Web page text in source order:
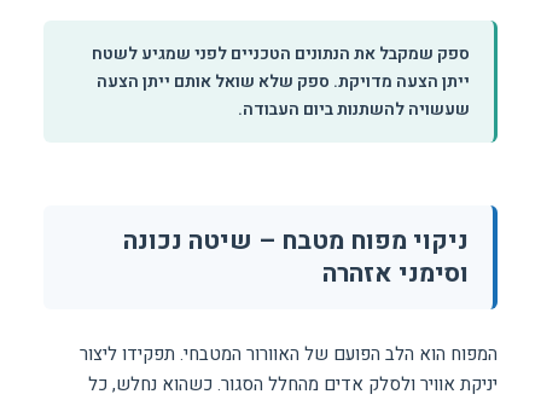
ספק שמקבל את הנתונים הטכניים לפני שמגיע לשטח
ייתן הצעה מדויקת. ספק שלא שואל אותם ייתן הצעה
שעשויה להשתנות ביום העבודה.
ניקוי מפוח מטבח – שיטה נכונה
וסימני אזהרה
המפוח הוא הלב הפועם של האוורור המטבחי. תפקידו ליצור
יניקת אוויר ולסלק אדים מהחלל הסגור. כשהוא נחלש, כל